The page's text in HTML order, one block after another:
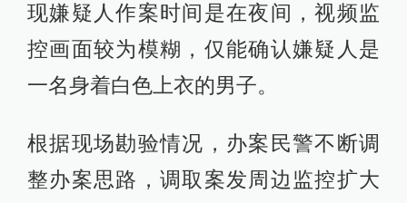
现嫌疑人作案时间是在夜间，视频监
控画面较为模糊，仅能确认嫌疑人是
一名身着白色上衣的男子。
根据现场勘验情况，办案民警不断调
整办案思路，调取案发周边监控扩大